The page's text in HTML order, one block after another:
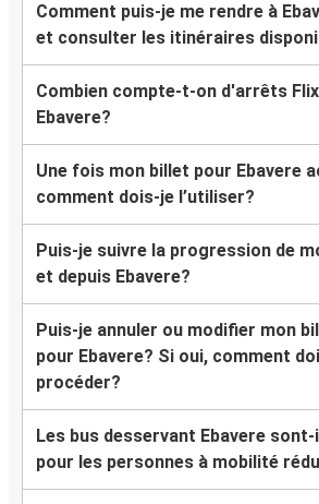
Comment puis-je me rendre à
et consulter les itinéraires
Combien compte-t-on d'arrêts
Ebavere?
Une fois mon billet pour Ebavere
comment dois-je l’utiliser?
Puis-je suivre la progression de
et depuis Ebavere?
Puis-je annuler ou modifier mon
pour Ebavere? Si oui, comment
procéder?
Les bus desservant Ebavere
pour les personnes à mobilité